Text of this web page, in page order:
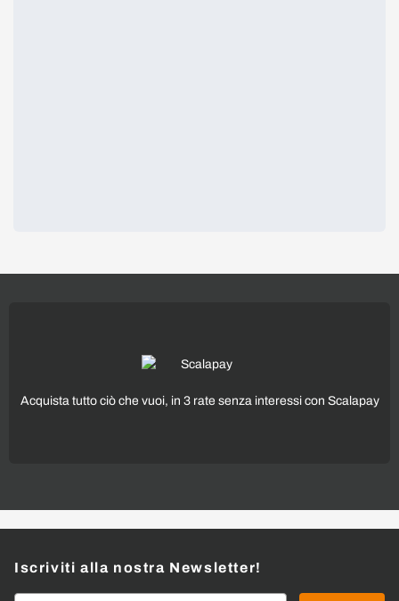
Acquista tutto ciò che vuoi, in 3 rate senza interessi con Scalapay
Iscriviti alla nostra Newsletter!